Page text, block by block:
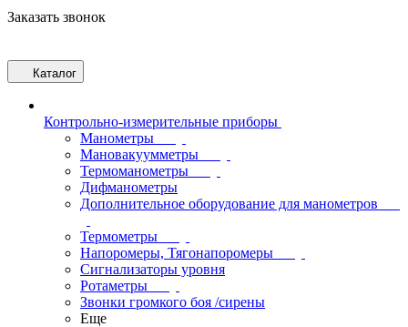
Заказать звонок
Каталог
Контрольно-измерительные приборы
Манометры
Мановакуумметры
Термоманометры
Дифманометры
Дополнительное оборудование для манометров
Термометры
Напоромеры, Тягонапоромеры
Сигнализаторы уровня
Ротаметры
Звонки громкого боя /сирены
Еще